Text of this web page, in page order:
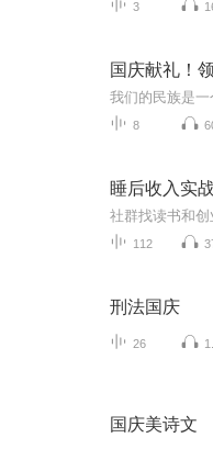
3
国庆献礼！
8
睡后收入实
112
刑法国庆
26
国庆美诗文